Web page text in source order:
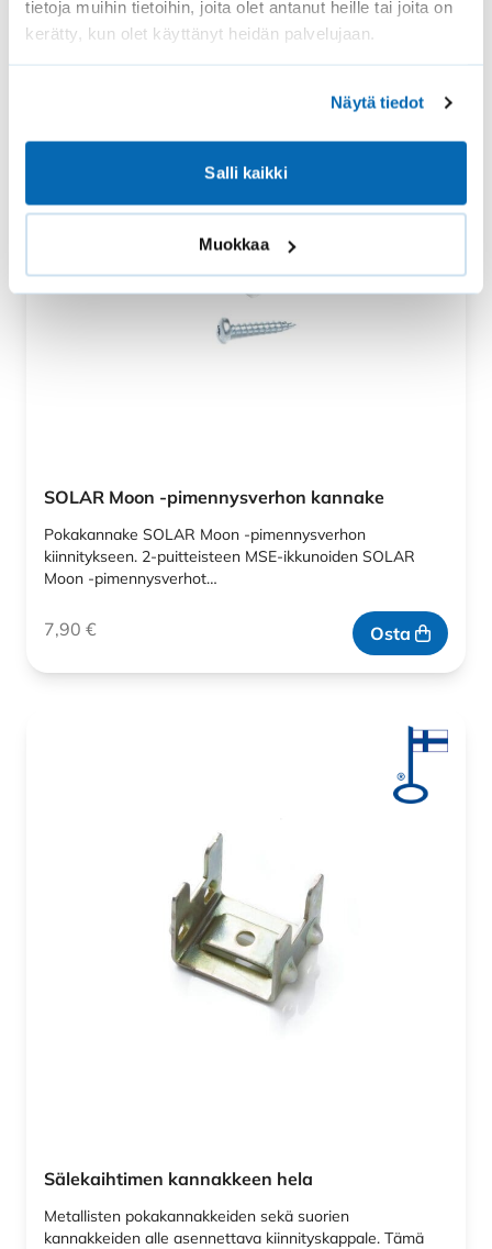
tietoja muihin tietoihin, joita olet antanut heille tai joita on
kerätty, kun olet käyttänyt heidän palvelujaan.
Näytä tiedot
Salli kaikki
Muokkaa
SOLAR Moon -pimennysverhon kannake
Pokakannake SOLAR Moon -pimennysverhon
kiinnitykseen. 2-puitteisteen MSE-ikkunoiden SOLAR
Moon -pimennysverhot…
7,90 € Osta
Sälekaihtimen kannakkeen hela
Metallisten pokakannakkeiden sekä suorien
kannakkeiden alle asennettava kiinnityskappale. Tämä